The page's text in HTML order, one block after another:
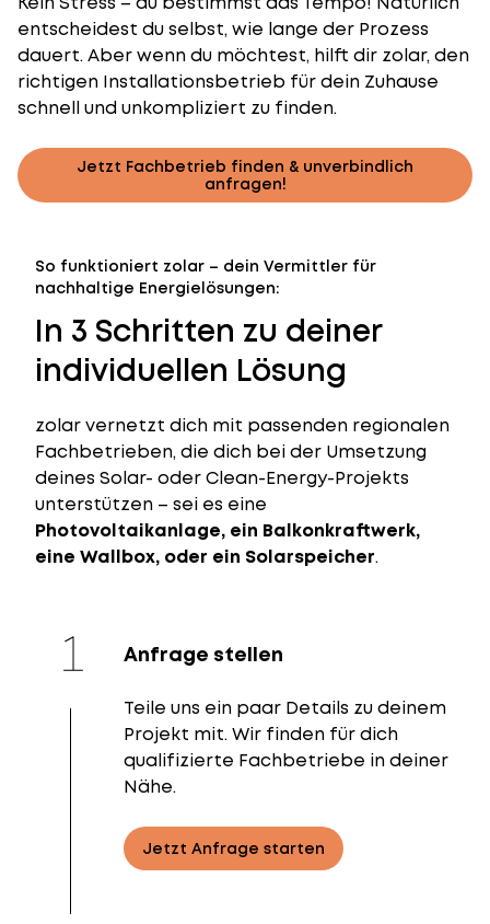
entscheidest du selbst, wie lange der Prozess
dauert. Aber wenn du möchtest, hilft dir zolar, den
richtigen Installationsbetrieb für dein Zuhause
schnell und unkompliziert zu finden.
Jetzt Fachbetrieb finden & unverbindlich
anfragen!
So funktioniert zolar – dein Vermittler für
nachhaltige Energielösungen:
In 3 Schritten zu deiner
individuellen Lösung
zolar vernetzt dich mit passenden regionalen
Fachbetrieben, die dich bei der Umsetzung
deines Solar- oder Clean-Energy-Projekts
unterstützen – sei es eine
Photovoltaikanlage, ein Balkonkraftwerk,
eine Wallbox, oder ein Solarspeicher.
Anfrage stellen
Teile uns ein paar Details zu deinem
Projekt mit. Wir finden für dich
qualifizierte Fachbetriebe in deiner
Nähe.
Jetzt Anfrage starten